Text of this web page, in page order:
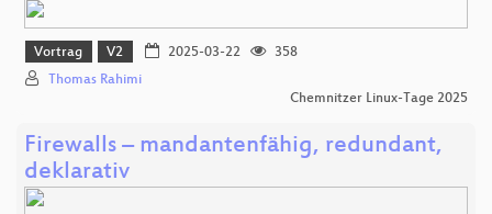
Vortrag V2 2025-03-22
358
Thomas Rahimi
Chemnitzer Linux-Tage 2025
Firewalls – mandantenfähig, redundant,
deklarativ